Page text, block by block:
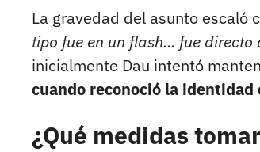
La gravedad del asunto escaló
tipo fue en un flash... fue
inicialmente Dau intentó
cuando reconoció la
¿Qué medidas